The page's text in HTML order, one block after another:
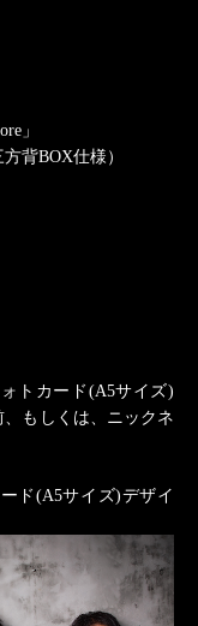
」
背BOX仕様）
トカード(A5サイズ)
もしくは、ニックネ
ド(A5サイズ)デザイ